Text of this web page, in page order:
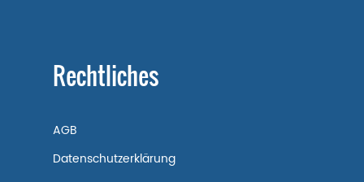
Rechtliches
AGB
Datenschutzerklärung